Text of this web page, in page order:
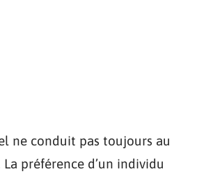
ne conduit pas toujours au
préférence d’un individu